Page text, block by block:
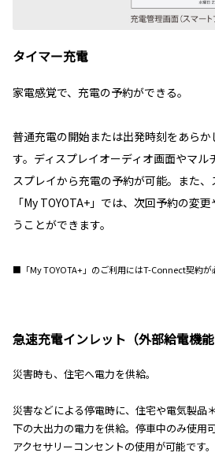
タイマー充電
家電感覚で、充電の予約ができる。
普通充電の開始または出発時刻をあら
す。ディスプレイオーディオ画面やマル
スプレイから充電の予約が可能。また
「My TOYOTA+」では、次回予約の変
うことができます。
■「My TOYOTA+」のご利用にはT-Connect契約が
急速充電インレット（外部給電機能
災害時も、住宅へ電力を供給。
災害などによる停電時に、住宅や電気製品
下の大出力の電力を供給。停車中のみ使用
アクセサリーコンセントの使用が可能です。